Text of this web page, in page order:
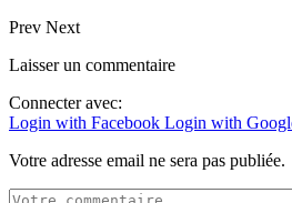
Prev Next
Laisser un commentaire
Connecter avec:
Login with Facebook Login with
Votre adresse email ne sera pas publiée.